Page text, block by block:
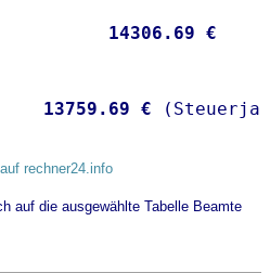
14306.69 €
13759.69 €
rechner24.info
auf die ausgewählte Tabelle Beamte